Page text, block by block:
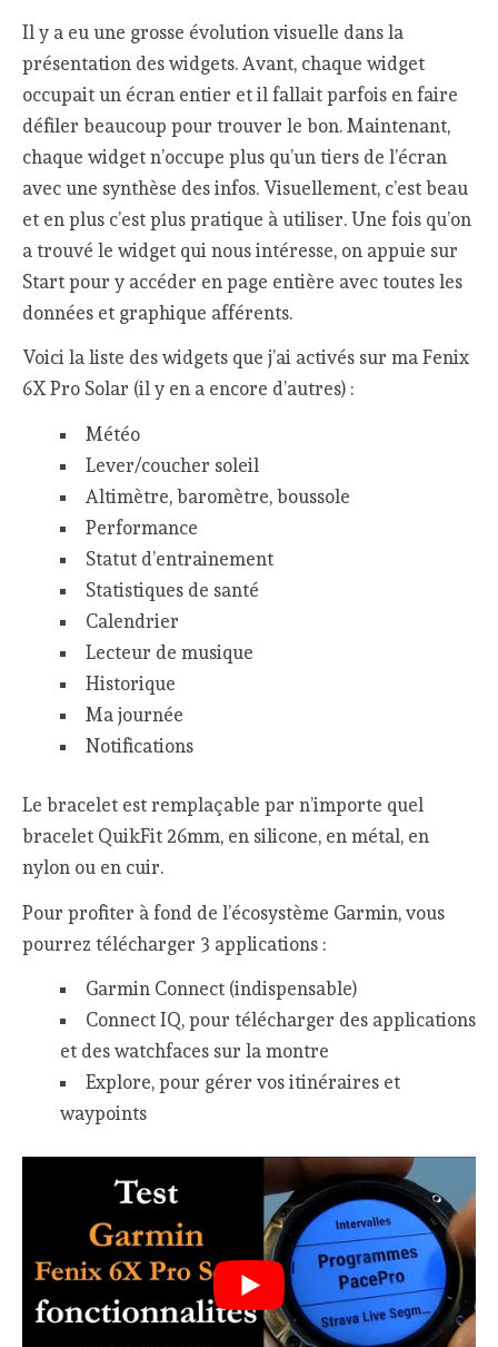
Il y a eu une grosse évolution visuelle dans la
présentation des widgets. Avant, chaque widget
occupait un écran entier et il fallait parfois en faire
défiler beaucoup pour trouver le bon. Maintenant,
chaque widget n’occupe plus qu’un tiers de l’écran
avec une synthèse des infos. Visuellement, c’est beau
et en plus c’est plus pratique à utiliser. Une fois qu’on
a trouvé le widget qui nous intéresse, on appuie sur
Start pour y accéder en page entière avec toutes les
données et graphique afférents.
Voici la liste des widgets que j’ai activés sur ma Fenix
6X Pro Solar (il y en a encore d’autres) :
Météo
Lever/coucher soleil
Altimètre, baromètre, boussole
Performance
Statut d’entrainement
Statistiques de santé
Calendrier
Lecteur de musique
Historique
Ma journée
Notifications
Le bracelet est remplaçable par n’importe quel
bracelet QuikFit 26mm, en silicone, en métal, en
nylon ou en cuir.
Pour profiter à fond de l’écosystème Garmin, vous
pourrez télécharger 3 applications :
Garmin Connect (indispensable)
Connect IQ, pour télécharger des applications
et des watchfaces sur la montre
Explore, pour gérer vos itinéraires et
waypoints